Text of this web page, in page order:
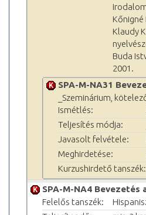
Kőnigné
Klaudy
Buda
2001.
SPA-M-NA31
_Szeminárium,
Ismétlés:
Teljesítés módja:
Javasolt felvétele:
Meghirdetése:
Kurzushirdető tanszék:
SPA-M-NA4 Bevezetés
Felelős tanszék: